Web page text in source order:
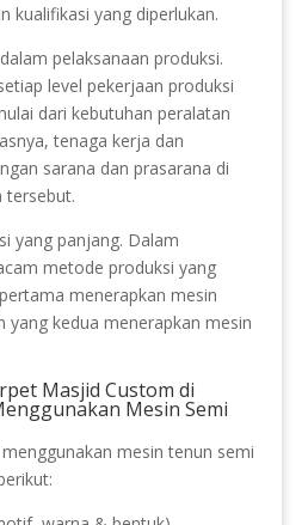
kualifikasi yang diperlukan.
pelaksanaan produksi.
level pekerjaan produksi
dari kebutuhan peralatan
tenaga kerja dan
sarana dan prasarana di
tersebut.
yang panjang. Dalam
metode produksi yang
menerapkan mesin
yang kedua menerapkan mesin
Masjid Custom di
Mesin Semi
mesin tenun semi